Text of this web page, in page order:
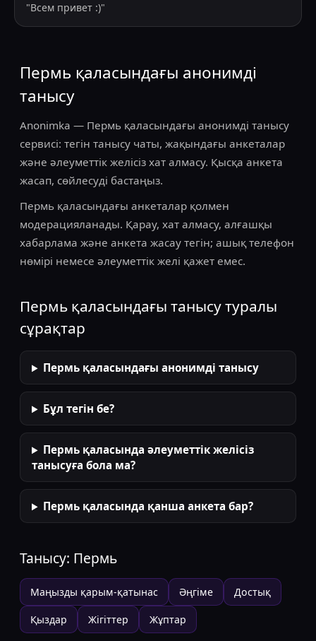
"Всем привет :)"
Пермь қаласындағы анонимді
танысу
Anonimka — Пермь қаласындағы анонимді танысу
сервисі: тегін танысу чаты, жақындағы анкеталар
және әлеуметтік желісіз хат алмасу. Қысқа анкета
жасап, сөйлесуді бастаңыз.
Пермь қаласындағы анкеталар қолмен
модерацияланады. Қарау, хат алмасу, алғашқы
хабарлама және анкета жасау тегін; ашық телефон
нөмірі немесе әлеуметтік желі қажет емес.
Пермь қаласындағы танысу туралы
сұрақтар
Пермь қаласындағы анонимді танысу
Бұл тегін бе?
Пермь қаласында әлеуметтік желісіз
танысуға бола ма?
Пермь қаласында қанша анкета бар?
Танысу: Пермь
Маңызды қарым-қатынас Әңгіме Достық
Қыздар Жігіттер Жұптар